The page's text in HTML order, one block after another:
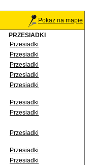
Pokaż na mapie
PRZESIADKI
Przesiadki
Przesiadki
Przesiadki
Przesiadki
Przesiadki
Przesiadki
Przesiadki
Przesiadki
Przesiadki
Przesiadki